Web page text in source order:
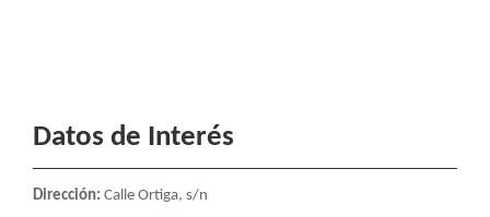
Datos de Interés
Dirección: Calle Ortiga, s/n